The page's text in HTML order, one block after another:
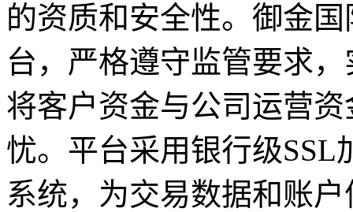
的资质和安全性。御金
台，严格遵守监管要求
将客户资金与公司运营
忧。平台采用银行级
系统，为交易数据和账